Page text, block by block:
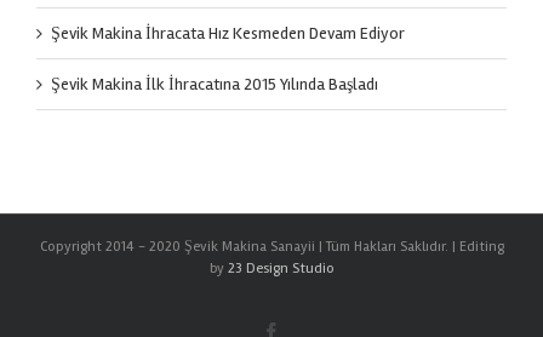
Şevik Makina İhracata Hız Kesmeden Devam Ediyor
Şevik Makina İlk İhracatına 2015 Yılında Başladı
Copyright 2014 - 2020 Şevik Makina Sanayii | Tüm Hakları Saklıdır. | Editing
by 23 Design Studio